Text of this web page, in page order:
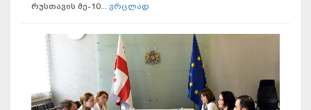
რუსთავის მე-10... ვრცლად